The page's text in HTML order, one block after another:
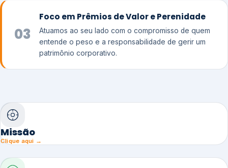
03
Foco em Prêmios de Valor e Perenidade
Atuamos ao seu lado com o compromisso de quem
entende o peso e a responsabilidade de gerir um
patrimônio corporativo.
Missão
Clique aqui →